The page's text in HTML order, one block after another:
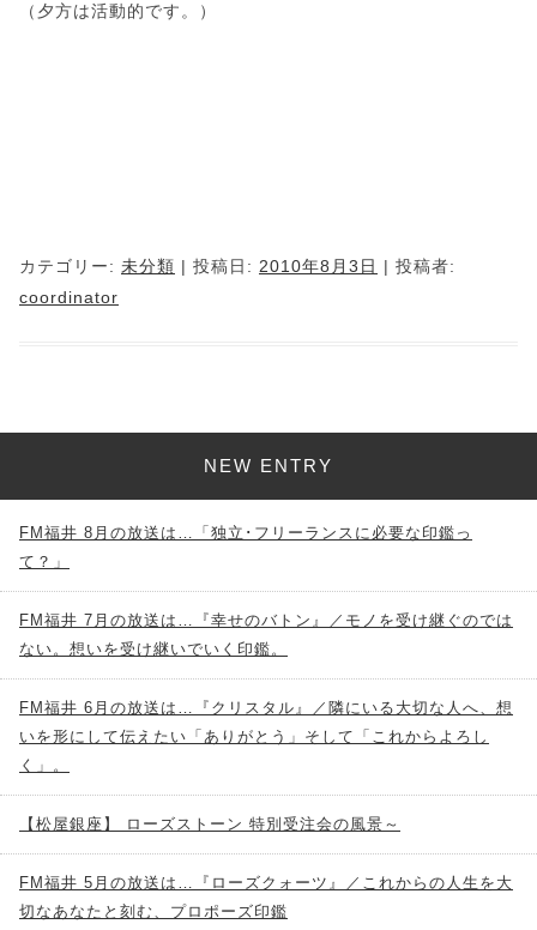
（夕方は活動的です。）
カテゴリー: 未分類 | 投稿日: 2010年8月3日 | 投稿者:
coordinator
NEW ENTRY
FM福井 8月の放送は…「独立･フリーランスに必要な印鑑っ
て？」
FM福井 7月の放送は…『幸せのバトン』／モノを受け継ぐのでは
ない。想いを受け継いでいく印鑑。
FM福井 6月の放送は…『クリスタル』／隣にいる大切な人へ、想
いを形にして伝えたい「ありがとう」そして「これからよろし
く」。
【松屋銀座】 ローズストーン 特別受注会の風景～
FM福井 5月の放送は…『ローズクォーツ』／これからの人生を大
切なあなたと刻む、プロポーズ印鑑